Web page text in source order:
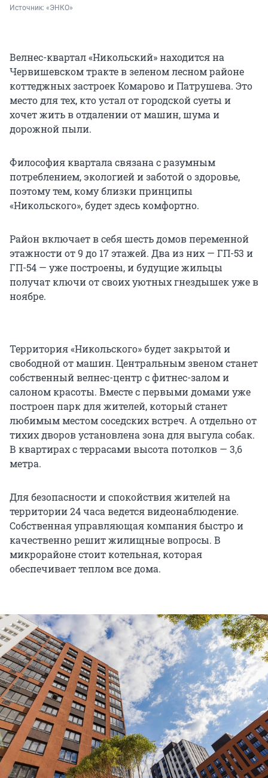
Источник: «ЭНКО»
Велнес-квартал «Никольский» находится на
Червишевском тракте в зеленом лесном районе
коттеджных застроек Комарово и Патрушева. Это
место для тех, кто устал от городской суеты и
хочет жить в отдалении от машин, шума и
дорожной пыли.
Философия квартала связана с разумным
потреблением, экологией и заботой о здоровье,
поэтому тем, кому близки принципы
«Никольского», будет здесь комфортно.
Район включает в себя шесть домов переменной
этажности от 9 до 17 этажей. Два из них — ГП-53 и
ГП-54 — уже построены, и будущие жильцы
получат ключи от своих уютных гнездышек уже в
ноябре.
Территория «Никольского» будет закрытой и
свободной от машин. Центральным звеном станет
собственный велнес-центр с фитнес-залом и
салоном красоты. Вместе с первыми домами уже
построен парк для жителей, который станет
любимым местом соседских встреч. А отдельно от
тихих дворов установлена зона для выгула собак.
В квартирах с террасами высота потолков — 3,6
метра.
Для безопасности и спокойствия жителей на
территории 24 часа ведется видеонаблюдение.
Собственная управляющая компания быстро и
качественно решит жилищные вопросы. В
микрорайоне стоит котельная, которая
обеспечивает теплом все дома.